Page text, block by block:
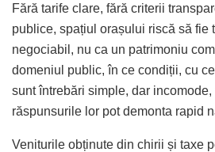
Fără tarife clare, fără criterii
publice, spațiul orașului riscă să fie
negociabil, nu ca un patrimoniu
domeniul public, în ce condiții, cu
sunt întrebări simple, dar
răspunsurile lor pot demonta rapid
Veniturile obținute din chirii și taxe